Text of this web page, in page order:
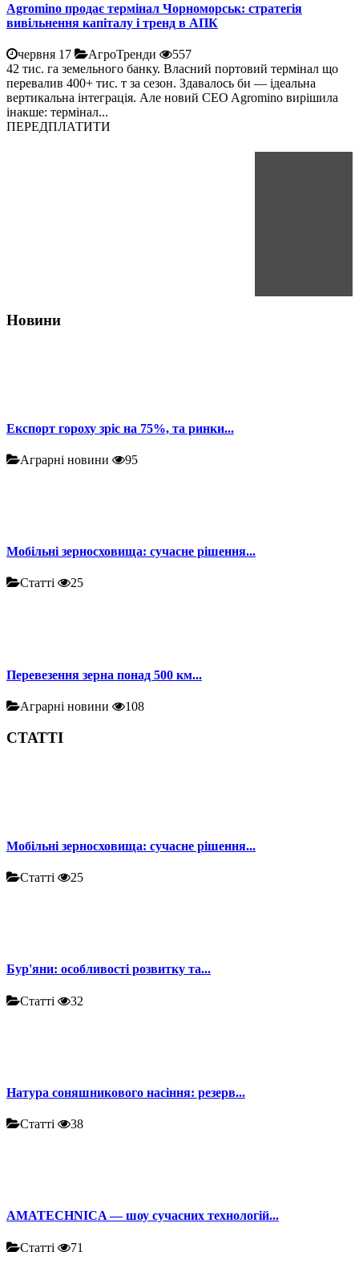
Agromino продає термінал Чорноморськ: стратегія
вивільнення капіталу і тренд в АПК
червня 17 АгроТренди
557
42 тис. га земельного банку. Власний портовий термінал що
перевалив 400+ тис. т за сезон. Здавалось би — ідеальна
вертикальна інтеграція. Але новий CEO Agromino вирішила
інакше: термінал...
ПЕРЕДПЛАТИТИ
Новини
Експорт гороху зріс на 75%, та ринки...
Аграрні новини 95
Мобільні зерносховища: сучасне рішення...
Статті 25
Перевезення зерна понад 500 км...
Аграрні новини 108
СТАТТІ
Мобільні зерносховища: сучасне рішення...
Статті 25
Бур'яни: особливості розвитку та...
Статті 32
Натура соняшникового насіння: резерв...
Статті 38
AMATECHNICA — шоу сучасних технологій...
Статті 71